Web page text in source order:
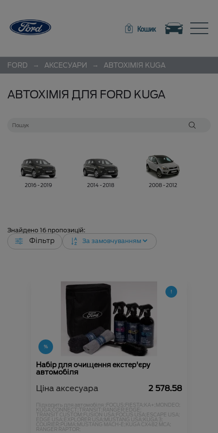
0 Кошик Toggle navigation
FORD → АКСЕСУАРИ → АВТОХІМІЯ KUGA
АВТОХІМІЯ ДЛЯ FORD KUGA
2016 - 2019 2014 - 2018 2008 - 2012
Знайдено 16 пропозицій:
Фільтр
Набір для очищення екстер'єру
автомобіля
Ціна аксесуара 2 578.58
Підходить для автомобіля :FOCUS;FIESTA;KA+;MONDEO;
KUGA;CONNECT;TRANSIT;RANGER;EDGE;
TRANSIT CUSTOM;FUSION USA;FOCUS USA;ESCAPE USA;
EDGE USA;EXPLORER USA;MUSTANG USA;KUGA 3;
COURIER;PUMA;MUSTANG MACH-E;KUGA CX482 MCA;
RANGER RAPTOR;